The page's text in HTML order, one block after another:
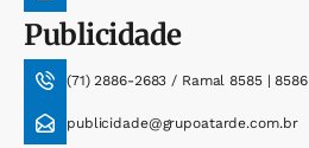
Publicidade
(71) 2886-2683 / Ramal 8585 | 8586
publicidade@grupoatarde.com.br